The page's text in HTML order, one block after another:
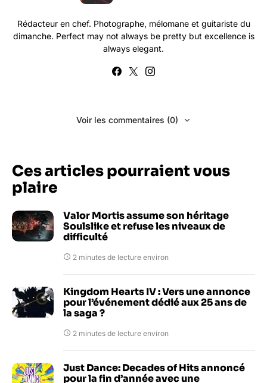
Rédacteur en chef. Photographe, mélomane et guitariste du
dimanche. Perfect may not always be pretty but excellence is
always elegant.
Voir les commentaires (0)
Ces articles pourraient vous
plaire
Valor Mortis assume son héritage
Soulslike et refuse les niveaux de
difficulté
2 minutes de lecture environ
Kingdom Hearts IV : Vers une annonce
pour l’événement dédié aux 25 ans de
la saga ?
2 minutes de lecture environ
Just Dance: Decades of Hits annoncé
pour la fin d’année avec une